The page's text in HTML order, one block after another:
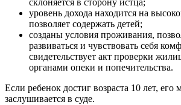
уровень дохода находится на
позволяет содержать детей;
созданы условия проживания,
развиваться и чувствовать себя
свидетельствует акт проверки
органами опеки и попечительства.
Если ребенок достиг возраста 10 лет, его
заслушивается в суде.